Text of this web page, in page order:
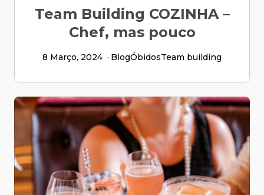
Team Building COZINHA –
Chef, mas pouco
8 Março, 2024 BlogÓbidosTeam building